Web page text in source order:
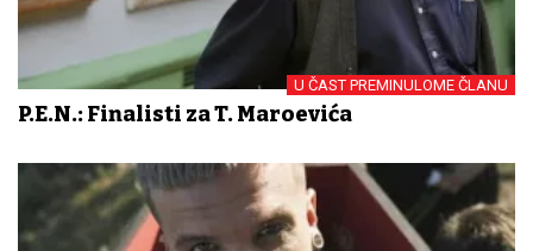
U ČAST PREMINULOME ČLANU
P.E.N.: Finalisti za T. Maroevića